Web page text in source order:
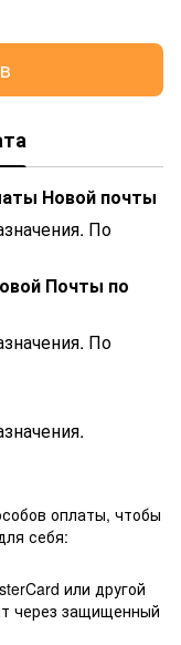
Новой почты
По
Почты по
По
оплаты, чтобы
себя:
или другой
через защищенный